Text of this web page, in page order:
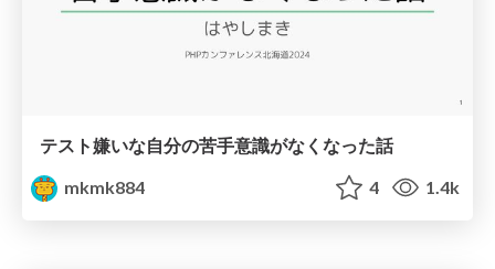
テスト嫌いな自分の苦手意識がなくなった話
mkmk884
4 1.4k